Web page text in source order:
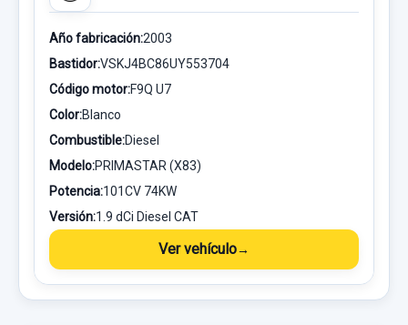
Año fabricación:2003
Bastidor:VSKJ4BC86UY553704
Código motor:F9Q U7
Color:Blanco
Combustible:Diesel
Modelo:PRIMASTAR (X83)
Potencia:101CV 74KW
Versión:1.9 dCi Diesel CAT
Ver vehículo